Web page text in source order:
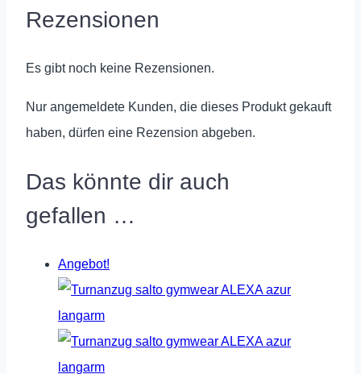
Rezensionen
Es gibt noch keine Rezensionen.
Nur angemeldete Kunden, die dieses Produkt gekauft
haben, dürfen eine Rezension abgeben.
Das könnte dir auch
gefallen …
Angebot!